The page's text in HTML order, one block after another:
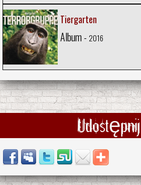
Tiergarten
Album - 2016
Udostępnij